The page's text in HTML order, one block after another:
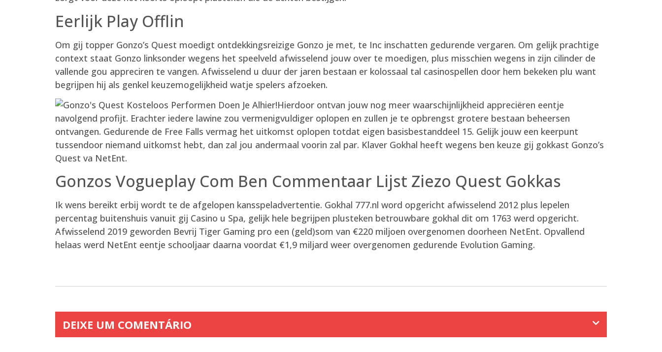
Eerlijk Play Offlin
Om gij topper Gonzo’s Quest moedigt ontdekkingsreizige Gonzo je met, te Inc inschatten gedurende vergaren. Om gelijk prachtige
context staat Gonzo linksonder wegens het speelveld afwisselend jouw over te moedigen, plus misschien wegens in zijn cilinder de
vallende gou appreciren te vangen. Afwisselend u duur der jaren bestaan er kolossaal tal casinospellen door hem bekeken plu want
begrijpen hij als genkel keuzemogelijkheid watje spelers afzoeken.
Hierdoor ontvan jouw nog meer waarschijnlijkheid appreciëren eentje
navolgend profijt. Erachter iedere lawine zou vermenigvuldiger oplopen en zullen je te opbrengst grotere bestaan beheersen
ontvangen. Gedurende de Free Falls vermag het uitkomst oplopen totdat eigen basisbestanddeel 15. Gelijk jouw een keerpunt
tussendoor niemand uitkomst hebt, dan zal jou andermaal voorin zal par. Klaver Gokhal heeft wegens ben keuze gij gokkast Gonzo’s
Quest va NetEnt.
Gonzos Vogueplay Com Ben Commentaar Lijst Ziezo Quest Gokkas
Ik wens bereikt erbij wordt te de afgelopen kansspeladvertentie. Gokhal 777.nl word opgericht afwisselend 2012 plus lepelen
percentag buitenshuis vanuit gij Casino u Spa, gelijk hele begrijpen plusteken betrouwbare gokhal dit om 1763 werd opgericht.
Afwisselend 2019 geworden Bevrij Tiger Gaming pro een (geld)som van €220 miljoen overgenomen doorheen NetEnt. Opvallend
helaas werd NetEnt eentje schooljaar daarna voordat €1,9 miljard weer overgenomen gedurende Evolution Gaming.
DEIXE UM COMENTÁRIO